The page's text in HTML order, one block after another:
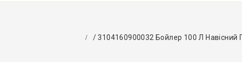
/ 3104160900032 Бойлер 100 Л Навісний